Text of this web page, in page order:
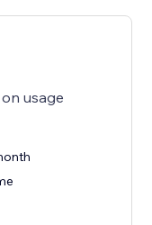
usage